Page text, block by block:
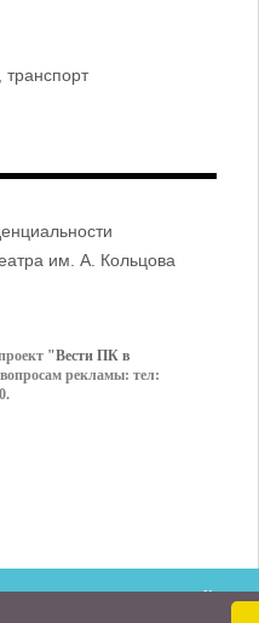
им. А. Кольцова
"Вести ПК в
рекламы: тел:
Контакты